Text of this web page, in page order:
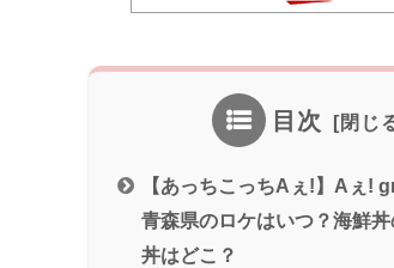
目次
【あっちこっちAぇ!】Aぇ!
青森県のロケはいつ？海鮮
丼はどこ？